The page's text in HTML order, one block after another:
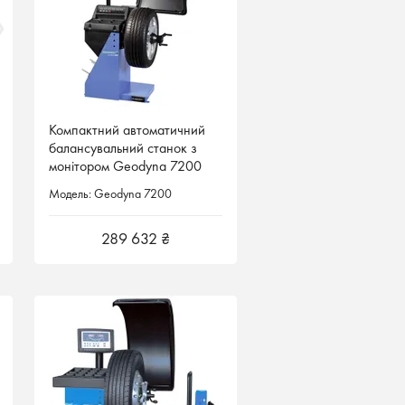
Компактний автоматичний
балансувальний станок з
монітором Geodyna 7200
Hofmann Німеччина
Модель: Geodyna 7200
289 632 ₴
Компактний автоматичний
балансувальний станок з
монітором Geodyna 7200
Hofmann Німеччина
Модель: Geodyna 7200
289 632 ₴